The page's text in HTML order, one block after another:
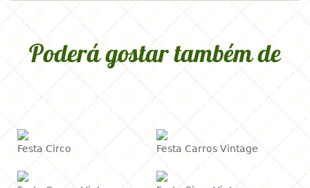
Poderá gostar também de
Festa Circo Festa Carros Vintage